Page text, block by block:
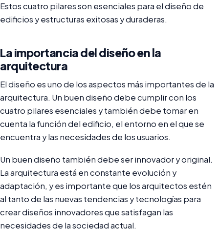
Estos cuatro pilares son esenciales para el diseño de
edificios y estructuras exitosas y duraderas.
La importancia del diseño en la
arquitectura
El diseño es uno de los aspectos más importantes de la
arquitectura. Un buen diseño debe cumplir con los
cuatro pilares esenciales y también debe tomar en
cuenta la función del edificio, el entorno en el que se
encuentra y las necesidades de los usuarios.
Un buen diseño también debe ser innovador y original.
La arquitectura está en constante evolución y
adaptación, y es importante que los arquitectos estén
al tanto de las nuevas tendencias y tecnologías para
crear diseños innovadores que satisfagan las
necesidades de la sociedad actual.